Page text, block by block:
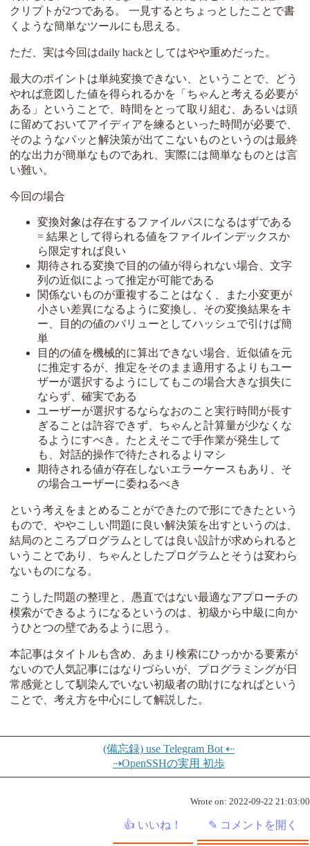
クリプトが2つである。 一見するとちょっとしたことで書
くような簡単なツールにも思える。
ただ、実は今回はdaily hackとしてはやや重めだった。
最大のポイントは単純変換できない、ということで、どう
やれば意図した値を得られるかを「ちゃんと考える必要が
ある」ということで、時間をとって取り組む、あるいは頭
に留めておいてアイディアを練るといった時間が必要で、
そのようなパッと解決策が出てこないものというのは最終
的な出力が簡単なものであれ、実際には簡単なものとは言
い難い。
今回の場合
変換対象は存在するファイルパスになるはずである
= 結果として得られる値をファイルインデックスか
ら限定すれば良い
期待される変換で目的の値が得られない場合、文字
列の近似によって推定が可能である
関係ないものが重複することはなく、また小変更が
小さい差異になるように変換し、その変換結果をキ
ー、目的の値のバリューとしてハッシュで引けば簡
単
目的の値を機械的に算出できない場合、近似値を元
に推定するが、推定をそのまま適用するよりもユー
ザーが選択するようにしてもこの場合大きな損失に
ならず、確実である
ユーザーが選択するならなおのこと実行時間が長す
ぎることは許容できず、ちゃんと計算量が少なくな
るようにすべき。たとえそこで手作業が発生して
も、対話的操作で待たされるよりマシ
期待される値が存在しないエラーケースもあり、そ
の場合ユーザーに委ねるべき
という考えをまとめることができたので形にできたという
もので、ややこしい問題に良い解決策を出すというのは、
結局のところプログラムとしては良い設計が求められると
いうことであり、ちゃんとしたプログラムとそうは変わら
ないものになる。
こうした問題の整理と、愚直ではない最適なアプローチの
模索ができるようになるというのは、初級から中級に向か
うひとつの壁であるように思う。
本記事はタイトルも含め、あまり検索にひっかかる要素が
ないので人気記事にはなりづらいが、プログラミングが日
常感覚として馴染んでいない初級者の助けになればという
ことで、考え方を中心にして解説した。
(備忘録) use Telegram Bot ⇠
⇢OpenSSHの実用 初歩
Wrote on: 2022-09-22 21:03:00